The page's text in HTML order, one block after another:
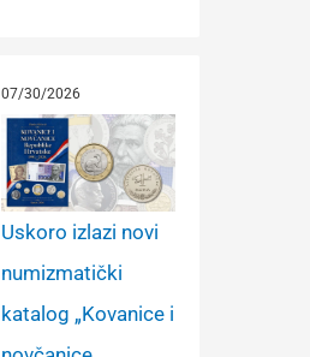
07/30/2026
Uskoro izlazi novi
numizmatički
katalog „Kovanice i